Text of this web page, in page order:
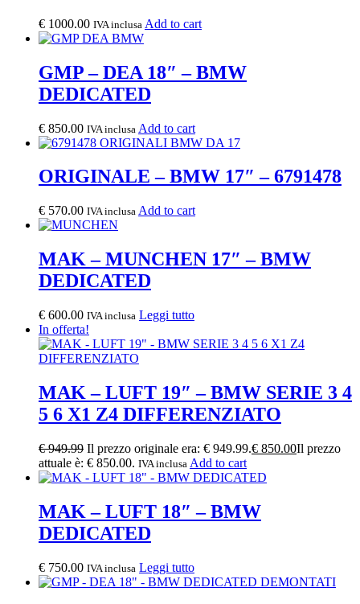
€ 1000.00 IVA inclusa Add to cart
GMP – DEA 18″ – BMW
DEDICATED
€ 850.00 IVA inclusa Add to cart
ORIGINALE – BMW 17″ – 6791478
€ 570.00 IVA inclusa Add to cart
MAK – MUNCHEN 17″ – BMW
DEDICATED
€ 600.00 IVA inclusa Leggi tutto
In offerta!
MAK – LUFT 19″ – BMW SERIE 3 4
5 6 X1 Z4 DIFFERENZIATO
€949.99 Il prezzo originale era: € 949.99.€ 850.00Il prezzo
attuale è: € 850.00. IVA inclusa Add to cart
MAK – LUFT 18″ – BMW
DEDICATED
€ 750.00 IVA inclusa Leggi tutto